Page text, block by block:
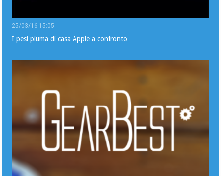
25/03/16 15:05
I pesi piuma di casa Apple a confronto